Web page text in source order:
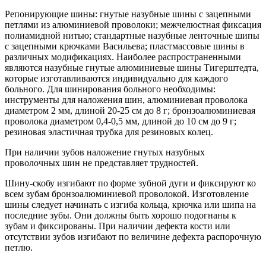
Репонирующие шины: гнутые назубные шины с зацепными
петлями из алюминиевой проволоки; межчелюстная фиксация
полиамидной нитью; стандартные назубные ленточные шипы
с зацепными крючками Васильева; пластмассовые шины в
различных модификациях. Наиболее распространенными
являются назубные гнутые алюминиевые шины Тигерштедта,
которые изготавливаются индивидуально для каждого
больного. Для шинирования больного необходимы:
инструменты для наложения шин, алюминиевая проволока
диаметром 2 мм, длиной 20-25 см до 8 г; бронзоалюминиевая
проволока диаметром 0,4-0,5 мм, длиной до 10 см до 9 г;
резиновая эластичная трубка для резиновых колец.
При наличии зубов наложение гнутых назубных
проволочных шин не представляет трудностей.
Шину-скобу изгибают по форме зубной дуги и фиксируют ко
всем зубам бронзоалюминиевой проволокой. Изготовление
шины следует начинать с изгиба кольца, крючка или шипа на
последние зубы. Они должны быть хорошо подогнаны к
зубам и фиксированы. При наличии дефекта кости или
отсутствии зубов изгибают по величине дефекта распорочную
петлю.